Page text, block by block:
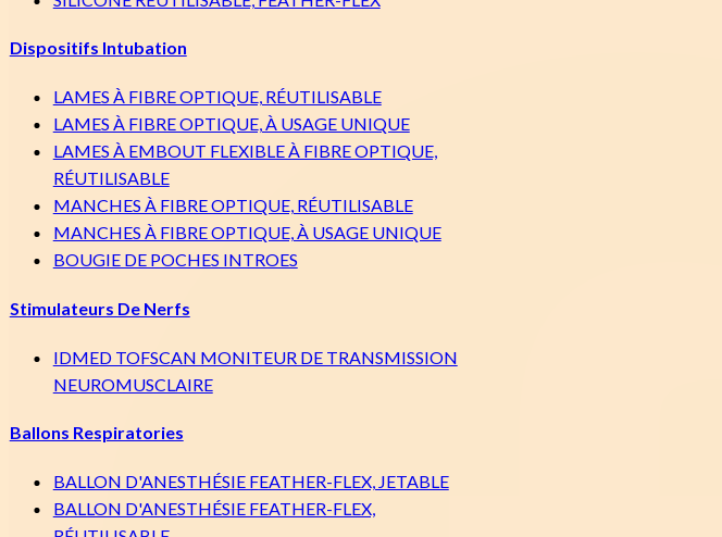
Dispositifs Intubation
LAMES À FIBRE OPTIQUE, RÉUTILISABLE
LAMES À FIBRE OPTIQUE, À USAGE UNIQUE
LAMES À EMBOUT FLEXIBLE À FIBRE OPTIQUE,
RÉUTILISABLE
MANCHES À FIBRE OPTIQUE, RÉUTILISABLE
MANCHES À FIBRE OPTIQUE, À USAGE UNIQUE
BOUGIE DE POCHES INTROES
Stimulateurs De Nerfs
IDMED TOFSCAN MONITEUR DE TRANSMISSION
NEUROMUSCLAIRE
Ballons Respiratories
BALLON D'ANESTHÉSIE FEATHER-FLEX, JETABLE
BALLON D'ANESTHÉSIE FEATHER-FLEX,